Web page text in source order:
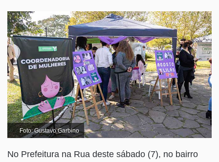
Foto: Gustavo Garbino
No Prefeitura na Rua deste sábado (7), no bairro